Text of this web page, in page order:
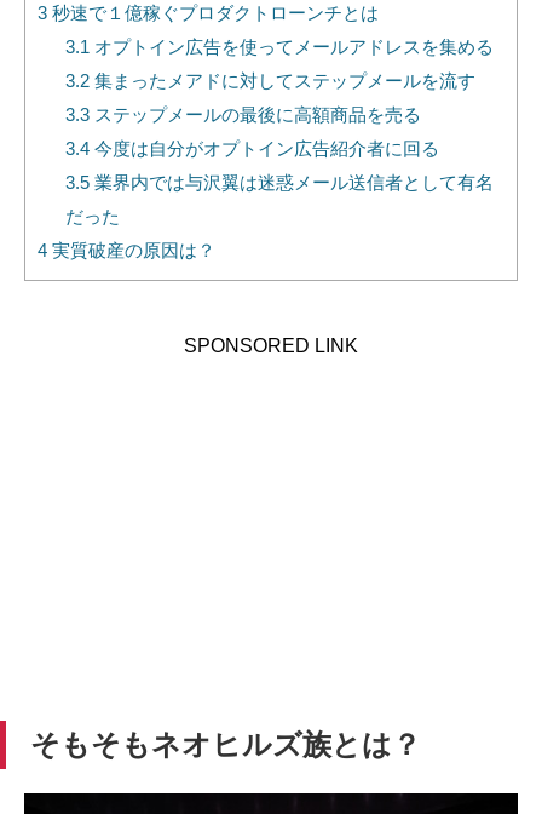
3 秒速で１億稼ぐプロダクトローンチとは
3.1 オプトイン広告を使ってメールアドレスを集める
3.2集まったメアドに対してステップメールを流す
3.3ステップメールの最後に高額商品を売る
3.4今度は自分がオプトイン広告紹介者に回る
3.5業界内では与沢翼は迷惑メール送信者として有名
だった
4 実質破産の原因は？
SPONSORED LINK
そもそもネオヒルズ族とは？